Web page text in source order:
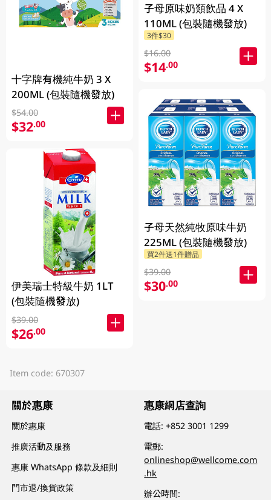
十字牌有機純牛奶 3 X
200ML (包裝隨機發放)
$54.00
$32.00
伊美瑞士特級牛奶 1LT
(包裝隨機發放)
$39.00
$26.00
子母原味奶類飲品 4 X
110ML (包裝隨機發放)
3件$30
$16.00
$14.00
子母天然純牧原味牛奶
225ML (包裝隨機發放)
買2件送1件贈品
$39.00
$30.00
Item code: 670307
關於惠康
關於惠康
推廣活動及服務
惠康 WhatsApp 條款及細則
門市退/換貨政策
惠康網店查詢
電話:+852 3001 1299
電郵:
onlineshop@wellcome.com
.hk
辦公時間: